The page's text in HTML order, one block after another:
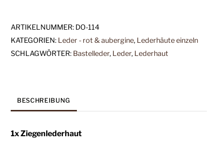
ARTIKELNUMMER: DO-114
KATEGORIEN: Leder - rot & aubergine, Lederhäute einzeln
SCHLAGWÖRTER: Bastelleder, Leder, Lederhaut
BESCHREIBUNG
1x Ziegenlederhaut